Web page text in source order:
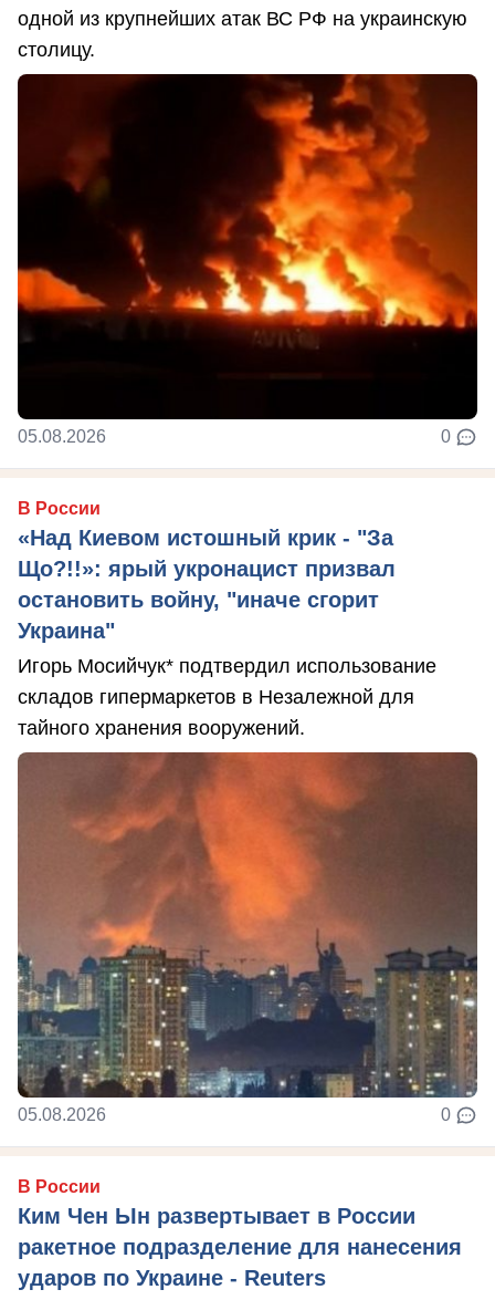
одной из крупнейших атак ВС РФ на украинскую
столицу.
05.08.2026 0
В России
«Над Киевом истошный крик - "За
Що?!!»: ярый укронацист призвал
остановить войну, "иначе сгорит
Украина"
Игорь Мосийчук* подтвердил использование
складов гипермаркетов в Незалежной для
тайного хранения вооружений.
05.08.2026 0
В России
Ким Чен Ын развертывает в России
ракетное подразделение для нанесения
ударов по Украине - Reuters